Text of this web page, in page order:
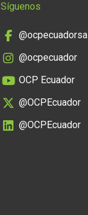
Síguenos
@ocpecuadorsa
@ocpecuador
OCP Ecuador
@OCPEcuador
@OCPEcuador